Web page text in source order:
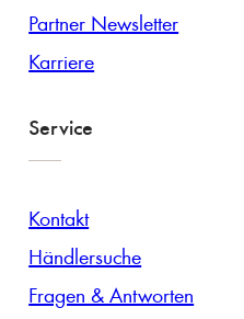
Partner Newsletter
Karriere
Service
Kontakt
Händlersuche
Fragen & Antworten